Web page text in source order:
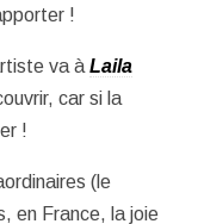
!
va à Laila
car si la
!
(le
en France, la joie